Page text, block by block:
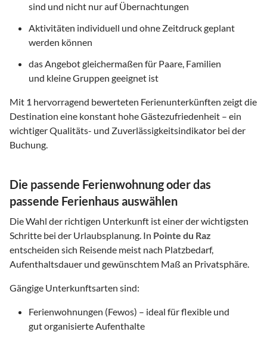
sind und nicht nur auf Übernachtungen
Aktivitäten individuell und ohne Zeitdruck geplant
werden können
das Angebot gleichermaßen für Paare, Familien
und kleine Gruppen geeignet ist
Mit 1 hervorragend bewerteten Ferienunterkünften zeigt die
Destination eine konstant hohe Gästezufriedenheit – ein
wichtiger Qualitäts- und Zuverlässigkeitsindikator bei der
Buchung.
Die passende Ferienwohnung oder das
passende Ferienhaus auswählen
Die Wahl der richtigen Unterkunft ist einer der wichtigsten
Schritte bei der Urlaubsplanung. In Pointe du Raz
entscheiden sich Reisende meist nach Platzbedarf,
Aufenthaltsdauer und gewünschtem Maß an Privatsphäre.
Gängige Unterkunftsarten sind:
Ferienwohnungen (Fewos) – ideal für flexible und
gut organisierte Aufenthalte